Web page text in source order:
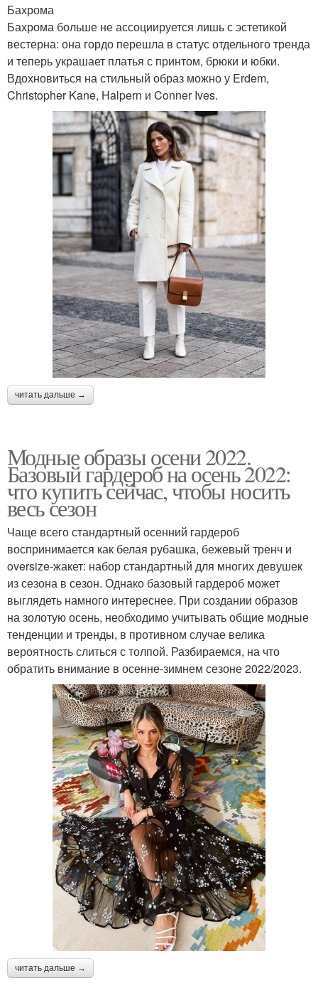
Бахрома
Бахрома больше не ассоциируется лишь с эстетикой
вестерна: она гордо перешла в статус отдельного тренда
и теперь украшает платья с принтом, брюки и юбки.
Вдохновиться на стильный образ можно у Erdem,
Christopher Kane, Halpern и Conner Ives.
читать дальше →
Модные образы осени 2022.
Базовый гардероб на осень 2022:
что купить сейчас, чтобы носить
весь сезон
Чаще всего стандартный осенний гардероб
воспринимается как белая рубашка, бежевый тренч и
oversize-жакет: набор стандартный для многих девушек
из сезона в сезон. Однако базовый гардероб может
выглядеть намного интереснее. При создании образов
на золотую осень, необходимо учитывать общие модные
тенденции и тренды, в противном случае велика
вероятность слиться с толпой. Разбираемся, на что
обратить внимание в осенне-зимнем сезоне 2022/2023.
читать дальше →